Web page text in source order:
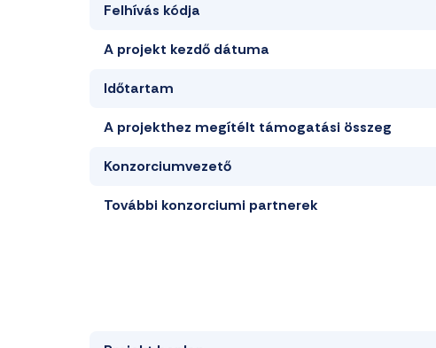
Felhívás kódja
A projekt kezdő dátuma
Időtartam
A projekthez megítélt támogatási összeg
Konzorciumvezető
További konzorciumi partnerek